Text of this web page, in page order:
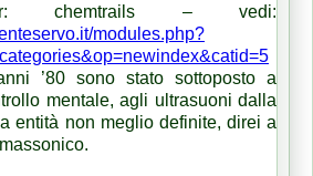
chemtrails – vedi:
modules.php?
’80 sono stato sottoposto a
mentale, agli ultrasuoni dalla
entità non meglio definite, direi a